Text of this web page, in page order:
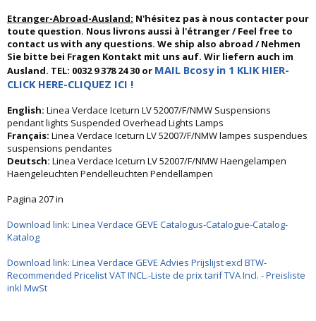
Etranger-Abroad-Ausland: N'hésitez pas à nous contacter pour
toute question. Nous livrons aussi à l'étranger / Feel free to
contact us with any questions. We ship also abroad / Nehmen
Sie bitte bei Fragen Kontakt mit uns auf. Wir liefern auch im
Ausland. TEL: 0032 9 378 24 30 or MAIL Bcosy in 1 KLIK HIER-
CLICK HERE-CLIQUEZ ICI !
English: Linea Verdace Iceturn LV 52007/F/NMW Suspensions
pendant lights Suspended Overhead Lights Lamps
Français: Linea Verdace Iceturn LV 52007/F/NMW lampes suspendues
suspensions pendantes
Deutsch: Linea Verdace Iceturn LV 52007/F/NMW Haengelampen
Haengeleuchten Pendelleuchten Pendellampen
Pagina 207 in
Download link: Linea Verdace GEVE Catalogus-Catalogue-Catalog-
Katalog
Download link: Linea Verdace GEVE Advies Prijslijst excl BTW-
Recommended Pricelist VAT INCL.-Liste de prix tarif TVA Incl. - Preisliste
inkl MwSt